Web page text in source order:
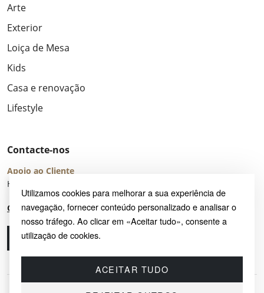
Utilizamos cookies para melhorar a sua experiência de
navegação, fornecer conteúdo personalizado e analisar o
nosso tráfego. Ao clicar em «Aceitar tudo», consente a
utilização de cookies.
ACEITAR TUDO
Arte
Exterior
Loiça de Mesa
Kids
Casa e renovação
Lifestyle
Contacte-nos
Apoio ao Cliente
Horário de Atendimento: seg – sex 8:00 – 16:00 (UTC+2)
Centro de Ajuda
Ligue-nos